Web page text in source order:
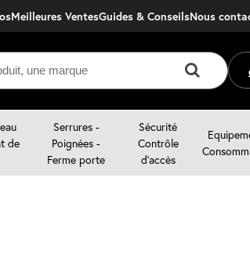
Meilleures VentesGuides & Conseils nous
de
Serrures -
Poignées -
Ferme porte
Sécurité
Contrôle
d'accès